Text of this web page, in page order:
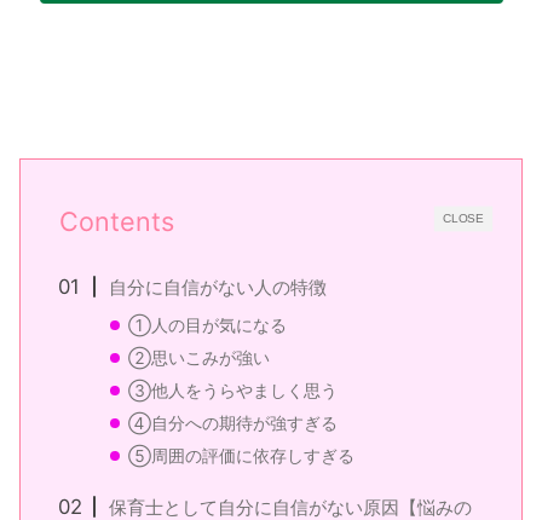
CLOSE
Contents
自分に自信がない人の特徴
①人の目が気になる
②思いこみが強い
③他人をうらやましく思う
④自分への期待が強すぎる
⑤周囲の評価に依存しすぎる
保育士として自分に自信がない原因【悩みの